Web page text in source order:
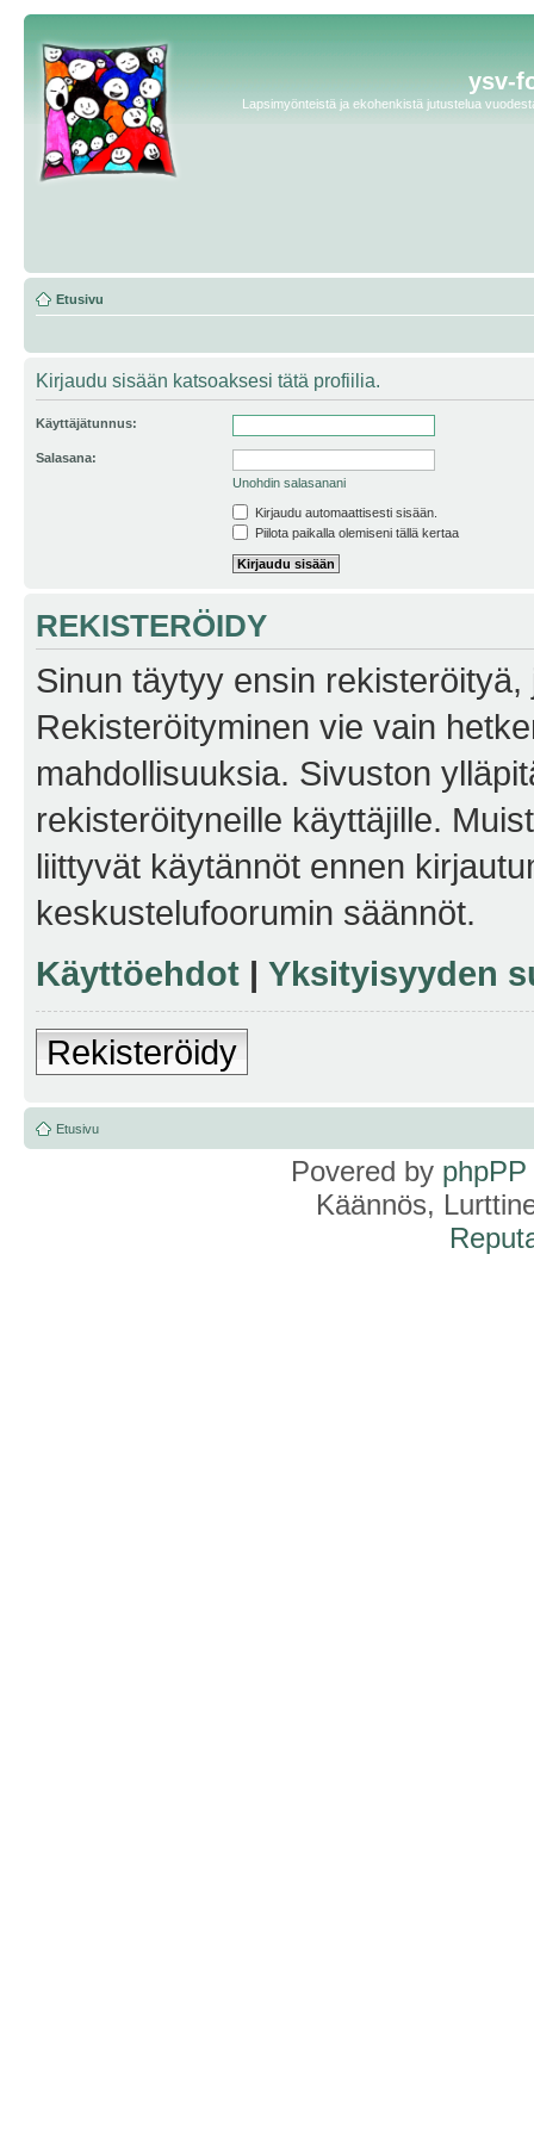
ysv-
Lapsimyönteistä ja ekohenkistä jutustelua
Etusivu
Kirjaudu sisään katsoaksesi tätä profiilia.
Käyttäjätunnus:
Salasana:
Unohdin salasanani
Kirjaudu automaattisesti sisään.
Piilota paikalla olemiseni tällä kertaa
REKISTERÖIDY
Sinun täytyy ensin
Rekisteröityminen vie vain
mahdollisuuksia. Sivuston
rekisteröityneille käyttäjille.
liittyvät käytännöt ennen
keskustelufoorumin säännöt.
Käyttöehdot | Yksityisyyden
Rekisteröidy
Etusivu
Povered by phpPP
Käännös,